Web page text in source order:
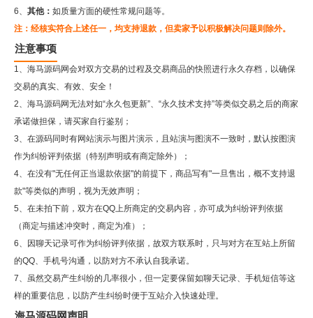
6、 其他： 如质量方面的硬性常规问题等。
注：经核实符合上述任一，均支持退款，但卖家予以积极解决问题则除外。
注意事项
1、海马源码网会对双方交易的过程及交易商品的快照进行永久存档，以确保
交易的真实、有效、安全！
2、 海马源码网无法对如“永久包更新”、“永久技术支持”等类似交易之后的商家
承诺做担保，请买家自行鉴别；
3、在源码同时有网站演示与图片演示，且站演与图演不一致时，默认按图演
作为纠纷评判依据（特别声明或有商定除外）；
4、在没有"无任何正当退款依据"的前提下，商品写有"一旦售出，概不支持退
款"等类似的声明，视为无效声明；
5、在未拍下前，双方在QQ上所商定的交易内容，亦可成为纠纷评判依据
（商定与描述冲突时，商定为准）；
6、因聊天记录可作为纠纷评判依据，故双方联系时，只与对方在互站上所留
的QQ、手机号沟通，以防对方不承认自我承诺。
7、虽然交易产生纠纷的几率很小，但一定要保留如聊天记录、手机短信等这
样的重要信息，以防产生纠纷时便于互站介入快速处理。
海马源码网声明